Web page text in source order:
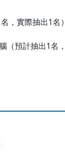
，實際抽出1名）
預計抽出1名